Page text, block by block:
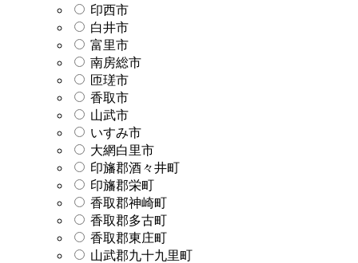
印西市
白井市
富里市
南房総市
匝瑳市
香取市
山武市
いすみ市
大網白里市
印旛郡酒々井町
印旛郡栄町
香取郡神崎町
香取郡多古町
香取郡東庄町
山武郡九十九里町